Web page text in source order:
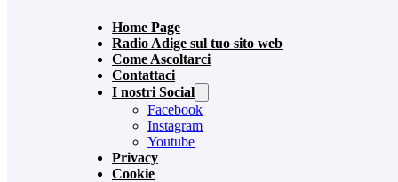
Home Page
Radio Adige sul tuo sito web
Come Ascoltarci
Contattaci
I nostri Social
Facebook
Instagram
Youtube
Privacy
Cookie